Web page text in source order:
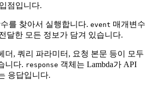
점입니다.
를 찾아서 실행합니다. event 매개변수
달한 모든 정보가 담겨 있습니다.
더, 쿼리 파라미터, 요청 본문 등이 모두
니다. response 객체는 Lambda가 API
응답입니다.